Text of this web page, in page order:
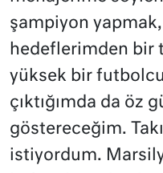
şampiyon
hedeflerimden bir
yüksek bir
çıktığımda da öz
göstereceğim.
istiyordum.